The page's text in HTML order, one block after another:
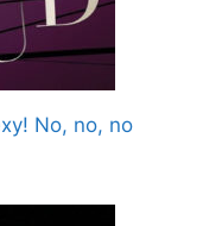
No, no, no